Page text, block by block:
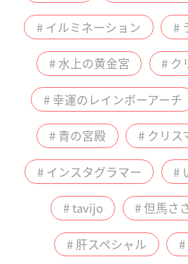
# イルミネーション #
# 水上の黄金宮 # ク
# 幸運のレインボーアーチ
# 青の宮殿 # クリス
# インスタグラマー #
# tavijo # 但馬さ
# 肝スペシャル